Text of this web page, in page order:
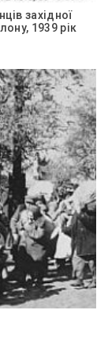
західної
1939 рік